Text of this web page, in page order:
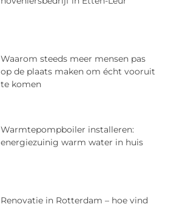
Waarom steeds meer mensen pas
op de plaats maken om écht vooruit
te komen
Warmtepompboiler installeren:
energiezuinig warm water in huis
Renovatie in Rotterdam – hoe vind